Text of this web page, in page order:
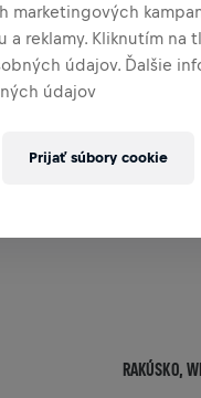
RAKÚSKO,
marketingových
a reklamy. Kliknutím
údajov. Ďalšie
údajov
Prijať súbory cookie